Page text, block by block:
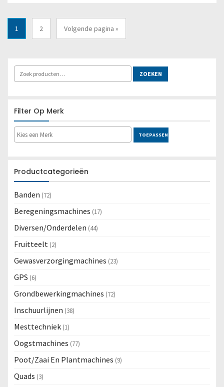
Lees meer
1 2 Volgende pagina »
ZOEKEN
Filter Op Merk
TOEPASSEN
Productcategorieën
Banden (72)
Beregeningsmachines (17)
Diversen/Onderdelen (44)
Fruitteelt (2)
Gewasverzorgingmachines (23)
GPS (6)
Grondbewerkingmachines (72)
Inschuurlijnen (38)
Mesttechniek (1)
Oogstmachines (77)
Poot/Zaai En Plantmachines (9)
Quads (3)